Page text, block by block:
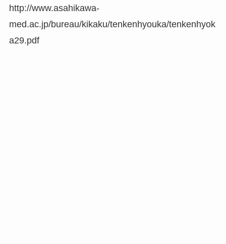
http://www.asahikawa-
med.ac.jp/bureau/kikaku/tenkenhyouka/tenkenhyok
a29.pdf